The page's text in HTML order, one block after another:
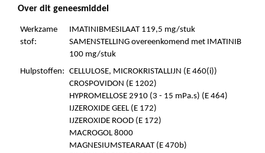
Over dit geneesmiddel
Werkzame
stof:
IMATINIBMESILAAT 119,5 mg/stuk
SAMENSTELLING overeenkomend met IMATINIB
100 mg/stuk
Hulpstoffen: CELLULOSE, MICROKRISTALLIJN (E 460(i))
CROSPOVIDON (E 1202)
HYPROMELLOSE 2910 (3 - 15 mPa.s) (E 464)
IJZEROXIDE GEEL (E 172)
IJZEROXIDE ROOD (E 172)
MACROGOL 8000
MAGNESIUMSTEARAAT (E 470b)